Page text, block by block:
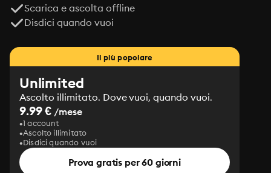
Scarica e ascolta offline
Disdici quando vuoi
Il più popolare
Unlimited
Ascolto illimitato. Dove vuoi, quando vuoi.
9.99 € /mese
1 account
Ascolto illimitato
Disdici quando vuoi
Prova gratis per 60 giorni